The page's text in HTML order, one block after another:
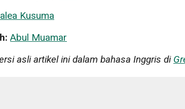
Kusuma
Abul Muamar
asli artikel ini dalam bahasa Inggris di